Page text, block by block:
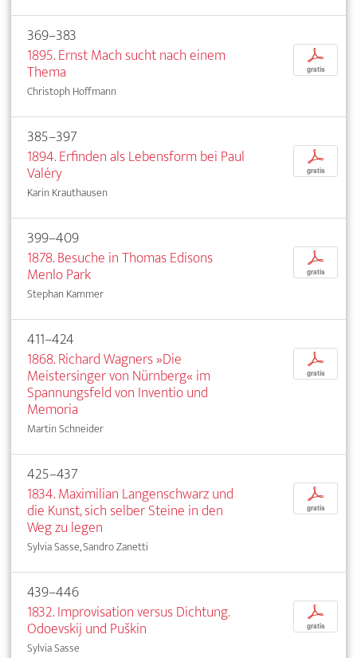
369–383
1895. Ernst Mach sucht nach einem
Thema
Christoph Hoffmann
p
gratis
385–397
1894. Erfinden als Lebensform bei Paul
Valéry
Karin Krauthausen
p
gratis
399–409
1878. Besuche in Thomas Edisons
Menlo Park
Stephan Kammer
p
gratis
411–424
1868. Richard Wagners »Die
Meistersinger von Nürnberg« im
Spannungsfeld von Inventio und
Memoria
Martin Schneider
p
gratis
425–437
1834. Maximilian Langenschwarz und
die Kunst, sich selber Steine in den
Weg zu legen
Sylvia Sasse, Sandro Zanetti
p
gratis
439–446
1832. Improvisation versus Dichtung.
Odoevskij und Puškin
Sylvia Sasse
p
gratis